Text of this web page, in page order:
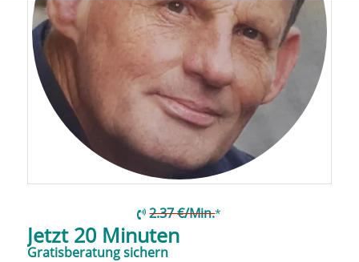
2.37 €/Min.*
Jetzt 20 Minuten
Gratisberatung sichern